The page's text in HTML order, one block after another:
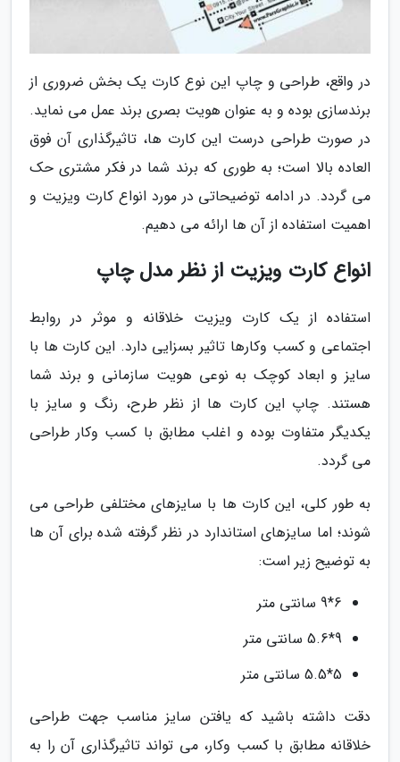
در واقع، طراحی و چاپ این نوع کارت یک بخش ضروری از
برندسازی بوده و به عنوان هویت بصری برند عمل می نماید.
در صورت طراحی درست این کارت ها، تاثیرگذاری آن فوق
العاده بالا است؛ به طوری که برند شما در فکر مشتری حک
می گردد. در ادامه توضیحاتی در مورد انواع کارت ویزیت و
اهمیت استفاده از آن ها ارائه می دهیم.
انواع کارت ویزیت از نظر مدل چاپ
استفاده از یک کارت ویزیت خلاقانه و موثر در روابط
اجتماعی و کسب وکارها تاثیر بسزایی دارد. این کارت ها با
سایز و ابعاد کوچک به نوعی هویت سازمانی و برند شما
هستند. چاپ این کارت ها از نظر طرح، رنگ و سایز با
یکدیگر متفاوت بوده و اغلب مطابق با کسب وکار طراحی
می گردد.
به طور کلی، این کارت ها با سایزهای مختلفی طراحی می
شوند؛ اما سایزهای استاندارد در نظر گرفته شده برای آن ها
به توضیح زیر است:
6*9 سانتی متر
9*5.6 سانتی متر
5*5.5 سانتی متر
دقت داشته باشید که یافتن سایز مناسب جهت طراحی
خلاقانه مطابق با کسب وکار، می تواند تاثیرگذاری آن را به